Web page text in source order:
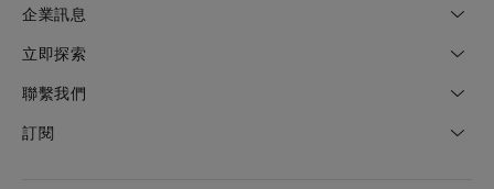
企業訊息
立即探索
聯繫我們
訂閱